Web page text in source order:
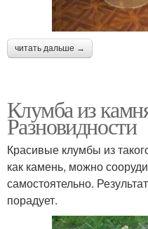
читать дальше →
Клумба из
Разновидности
Красивые клумбы из
как камень, можно
самостоятельно.
порадует.